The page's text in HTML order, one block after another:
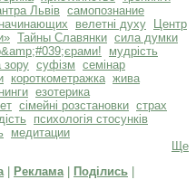
Львів самопознание
велетні духу Центр
Тайны Славянки сила думки
мудрість
зору суфізм семінар
короткометражка жива
езотерика
сімейні розстановки страх
психологія стосунків
медитации
Ще
| Реклама | Поділись |